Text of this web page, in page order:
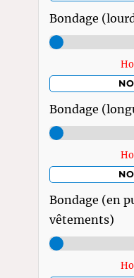
Bondage
Bondage
Bondage (en
vêtements)